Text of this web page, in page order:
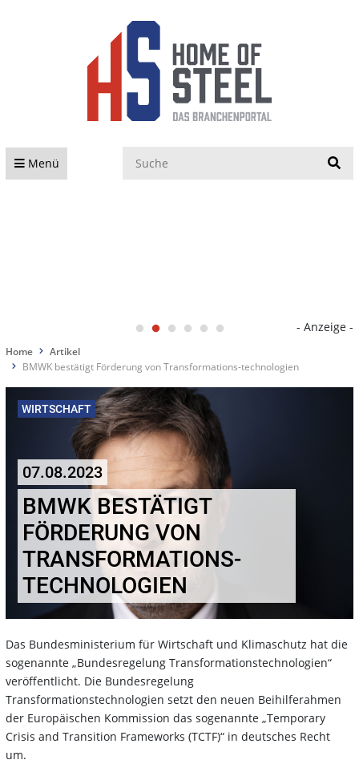
Menü
- Anzeige -
Home
Artikel
BMWK bestätigt Förderung von Transformations-technologien
WIRTSCHAFT
07.08.2023
BMWK BESTÄTIGT
FÖRDERUNG VON
TRANSFORMATIONS-
TECHNOLOGIEN
Das Bundesministerium für Wirtschaft und Klimaschutz hat die
sogenannte „Bundesregelung Transformationstechnologien“
veröffentlicht. Die Bundesregelung
Transformationstechnologien setzt den neuen Beihilferahmen
der Europäischen Kommission das sogenannte „Temporary
Crisis and Transition Frameworks (TCTF)“ in deutsches Recht
um.